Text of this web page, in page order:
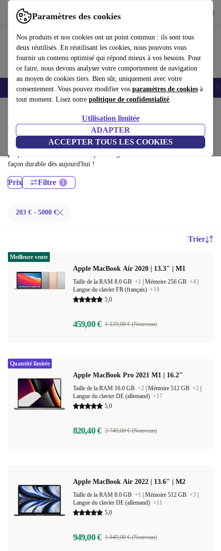
Paramètres des cookies
Nos produits et nos cookies ont un point commun : ils sont tous
deux réutilisés. En réutilisant les cookies, nous pouvons vous
fournir un contenu optimisé qui répond mieux à vos besoins. Pour
ce faire, nous devons analyser votre comportement de navigation
au moyen de cookies tiers. Bien sûr, uniquement avec votre
consentement. Vous pouvez modifier vos paramètres de cookies à
tout moment. Lisez notre politique de confidentialité.
Utilisation limitée
ADAPTER
ACCEPTER TOUS LES COOKIES
Utilisez refurbed rapidement et facilement
Smartphones Laptops Tablettes Montres connectées Accessoires
MacBooks:
MacBooks certifiés reconditionnés à moins de 5000€ – économisez
jusqu'à 40 %. Retours sous 30 jours et garantie de 12 mois. Achetez de
façon durable dès aujourd'hui !
Prix Filtre
203 € - 5000 €
Trier
Apple MacBook Air 2020 | 13.3" | M1
Taille de la RAM 8.0 GB +1 Mémoire 256 GB +4
Langue du clavier FR (français) +19
5,0
459,00 € 1 129,00 € (Nouveau)
Meilleure vente
Apple MacBook Pro 2021 M1 | 16.2"
Taille de la RAM 16.0 GB +2 Mémoire 512 GB +2
Langue du clavier DE (allemand) +17
5,0
820,40 € 2 749,00 € (Nouveau)
Quantité limitée
Apple MacBook Air 2022 | 13.6" | M2
Taille de la RAM 8.0 GB +1 Mémoire 512 GB +3
Langue du clavier DE (allemand) +11
5,0
949,00 € 1 849,00 € (Nouveau)